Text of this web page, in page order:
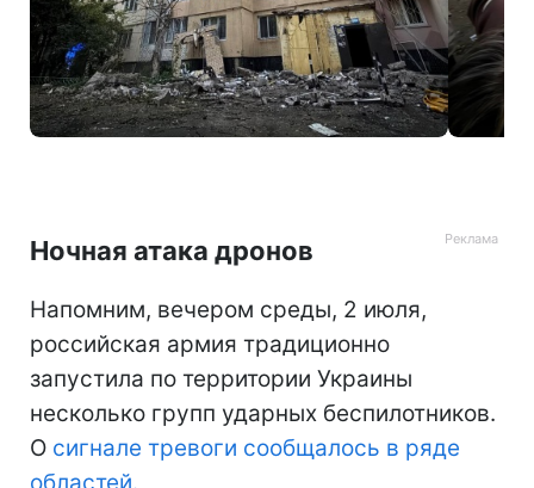
Ночная атака дронов
Напомним, вечером среды, 2 июля,
российская армия традиционно
запустила по территории Украины
несколько групп ударных беспилотников.
О сигнале тревоги сообщалось в ряде
областей.